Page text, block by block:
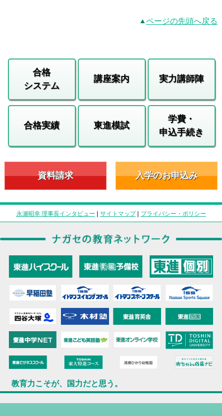
ページの先頭へ戻る
合格
システム
講座案内 実力講師陣
合格実績 東進模試
学費・
申込手続き
資料請求 入学のお申込み
永瀬昭幸 理事長インタビュー サイトマップ| プライバシー・ポリシー
教育力こそが、国力だと思う。